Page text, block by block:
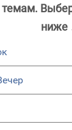
ниже